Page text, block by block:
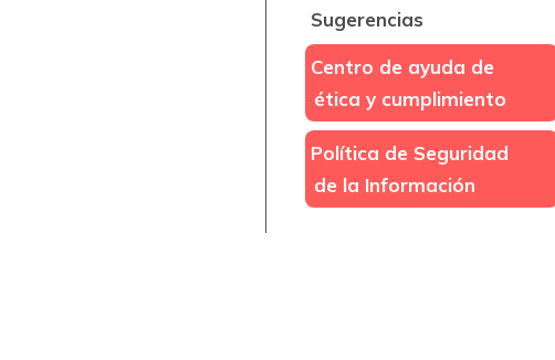
Sugerencias
Centro de ayuda de
ética y cumplimiento
Política de Seguridad
de la Información